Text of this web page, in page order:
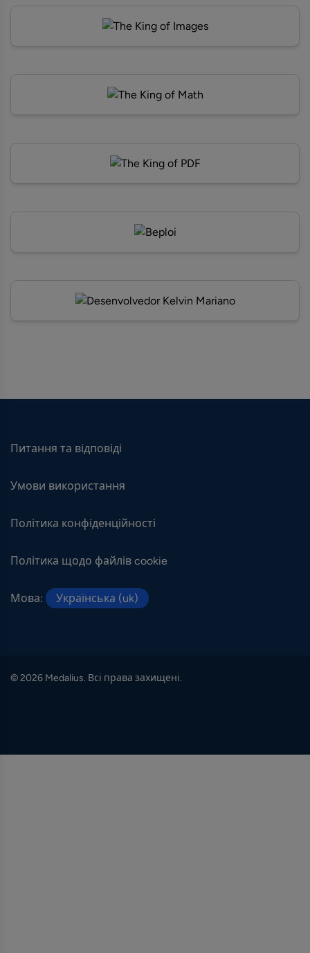
Питання та відповіді
Умови використання
Політика конфіденційності
Політика щодо файлів cookie
Мова: Українська (uk)
© 2026 Medalius. Всі права захищені.